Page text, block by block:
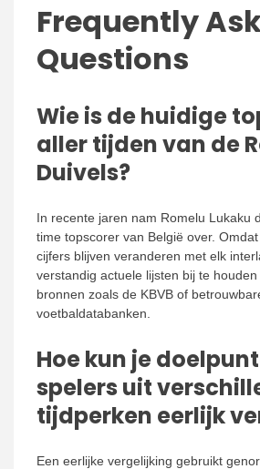
Frequently
Questions
Wie is de huidige
aller tijden van de
Duivels?
In recente jaren nam Romelu Lukaku
time topscorer van België over.
cijfers blijven veranderen met elk
verstandig actuele lijsten bij te houden
bronnen zoals de KBVB of
voetbaldatabanken.
Hoe kun je
spelers uit
tijdperken eerlijk
Een eerlijke vergelijking gebruikt